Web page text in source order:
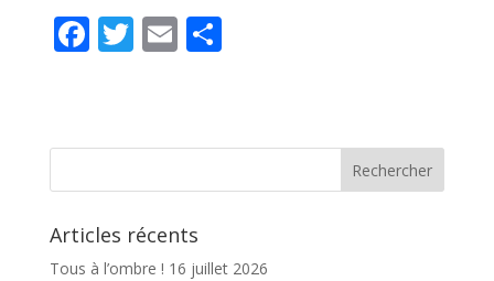
F
b
k
T
er
E
l
P
g
Articles récents
Tous à l’ombre ! 16 juillet 2026